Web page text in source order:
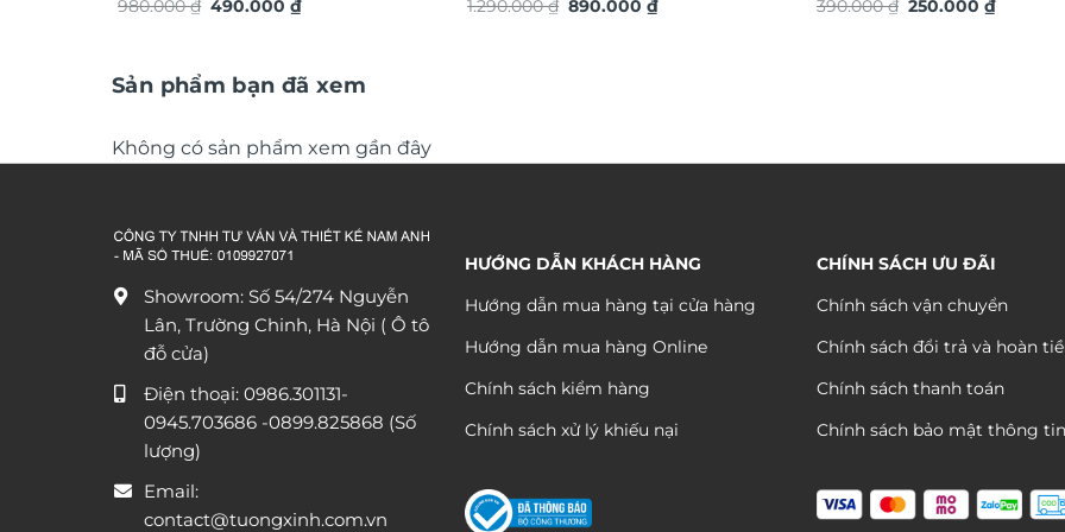
TG4919S
980.000₫ Giá
490.000₫Giá
490.000 ₫.
TG4933S
1.290.000₫ Giá
890.000₫Giá
TG4939S
390.000₫ Giá
250.000₫Giá
Sản phẩm bạn đã xem
Không có sản phẩm xem gần đây
Showroom: Số 54/274 Nguyễn
Lân, Trường Chinh, Hà Nội ( Ô tô
đỗ cửa)
Điện thoại: 0986.301131-
0945.703686 -0899.825868 (Số
lượng)
Email:
contact@tuongxinh.com.vn
HƯỚNG DẪN KHÁCH HÀNG
Hướng dẫn mua hàng tại cửa hàng
Hướng dẫn mua hàng Online
Chính sách kiểm hàng
Chính sách xử lý khiếu nại
CHÍNH SÁCH ƯU ĐÃI
Chính sách vận chuyển
Chính sách đổi trả và hoàn
Chính sách thanh toán
Chính sách bảo mật thông tin